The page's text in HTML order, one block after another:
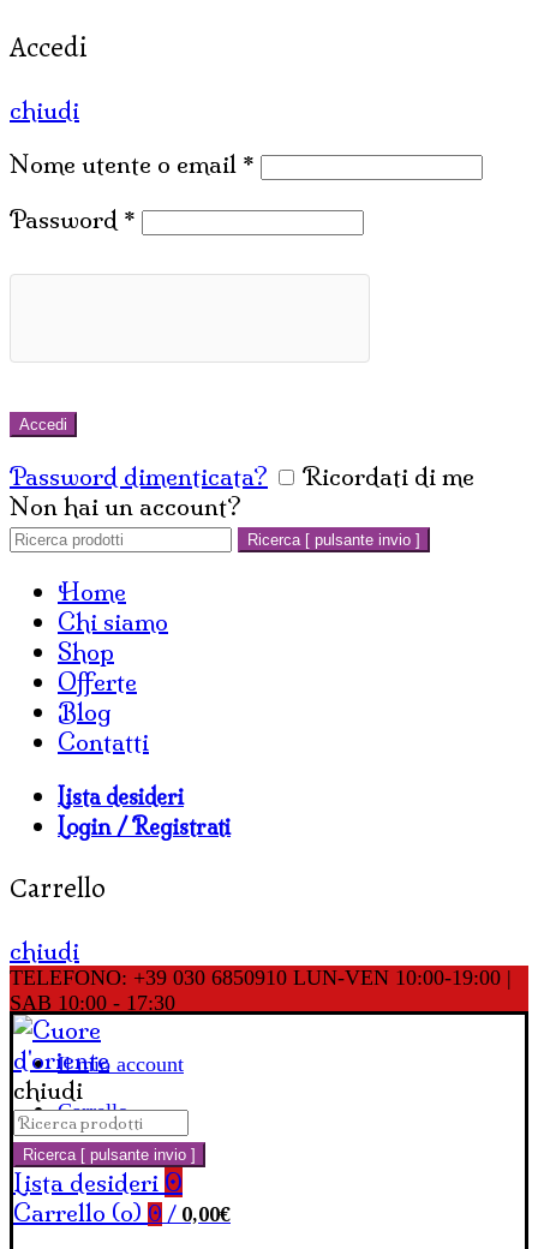
Accedi
chiudi
Nome utente o email *
Password *
Accedi
Password dimenticata?
Ricordati di me
Non hai un account?
Cerca:
Ricerca [ pulsante invio ]
Home
Chi siamo
Shop
Offerte
Blog
Contatti
Lista desideri
Login / Registrati
Carrello
chiudi
TELEFONO: +39 030 6850910 LUN-VEN 10:00-19:00 |
SAB 10:00 - 17:30
Il mio account
Carrello
chiudi
Cerca:
Ricerca [ pulsante invio ]
Lista desideri 0
Carrello (o) 0 / 0,00€